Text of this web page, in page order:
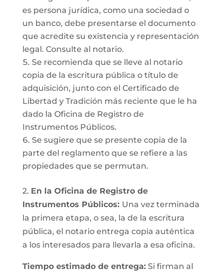
es persona jurídica, como una sociedad o
un banco, debe presentarse el documento
que acredite su existencia y representación
legal. Consulte al notario.
Se recomienda que se lleve al notario
copia de la escritura pública o título de
adquisición, junto con el Certificado de
Libertad y Tradición más reciente que le ha
dado la Oficina de Registro de
Instrumentos Públicos.
Se sugiere que se presente copia de la
parte del reglamento que se refiere a las
propiedades que se permutan.
2. En la Oficina de Registro de
Instrumentos Públicos: Una vez terminada
la primera etapa, o sea, la de la escritura
pública, el notario entrega copia auténtica
a los interesados para llevarla a esa oficina.
Tiempo estimado de entrega:Si firman al